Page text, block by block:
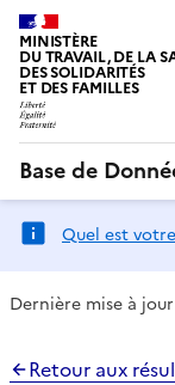
MINISTÈRE
DU TRAVAIL, DE LA
DES SOLIDARITÉS
ET DES FAMILLES
Base de
Quel est
Dernière mise à
Retour aux